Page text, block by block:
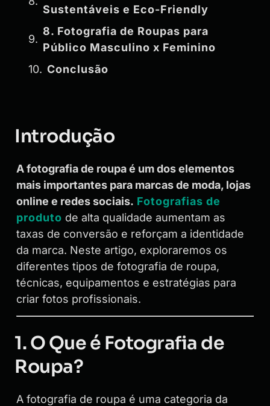
Sustentáveis e Eco-Friendly
8. Fotografia de Roupas para
Público Masculino x Feminino
Conclusão
Introdução
A fotografia de roupa é um dos elementos
mais importantes para marcas de moda, lojas
online e redes sociais. Fotografias de
produto de alta qualidade aumentam as
taxas de conversão e reforçam a identidade
da marca. Neste artigo, exploraremos os
diferentes tipos de fotografia de roupa,
técnicas, equipamentos e estratégias para
criar fotos profissionais.
1. O Que é Fotografia de
Roupa?
A fotografia de roupa é uma categoria da